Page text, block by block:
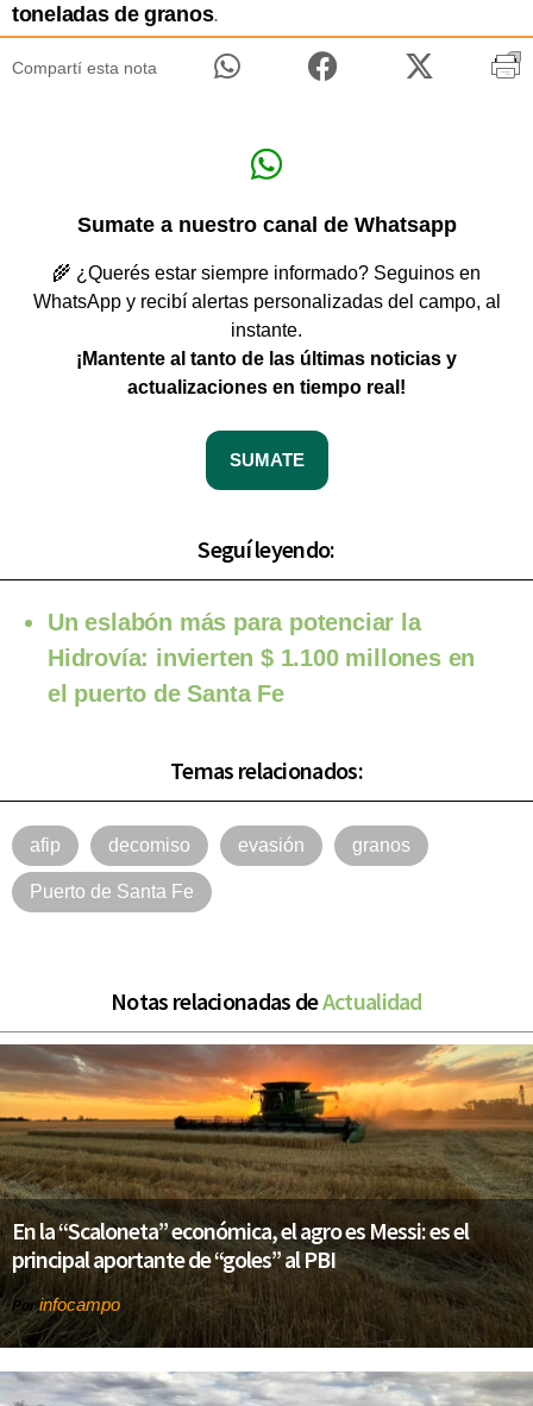
toneladas de granos.
Compartí esta nota
Sumate a nuestro canal de Whatsapp
🌾 ¿Querés estar siempre informado? Seguinos en
WhatsApp y recibí alertas personalizadas del campo, al
instante.
¡Mantente al tanto de las últimas noticias y
actualizaciones en tiempo real!
SUMATE
Seguí leyendo:
Un eslabón más para potenciar la
Hidrovía: invierten $ 1.100 millones en
el puerto de Santa Fe
Temas relacionados:
afip decomiso evasión granos
Puerto de Santa Fe
Notas relacionadas deActualidad
En la “Scaloneta” económica, el agro es Messi: es el
principal aportante de “goles” al PBI
Porinfocampo